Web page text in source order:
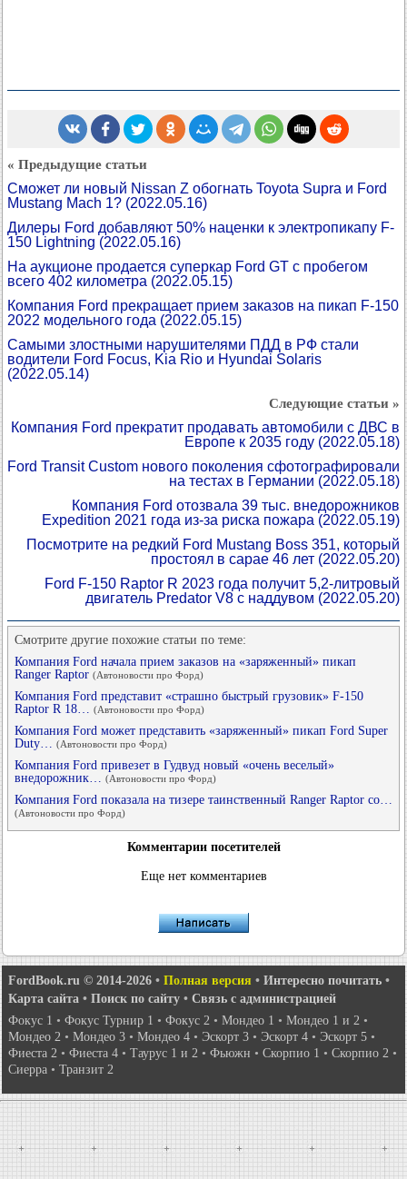
« Предыдущие статьи
Сможет ли новый Nissan Z обогнать Toyota Supra и Ford
Mustang Mach 1? (2022.05.16)
Дилеры Ford добавляют 50% наценки к электропикапу F-
150 Lightning (2022.05.16)
На аукционе продается суперкар Ford GT с пробегом
всего 402 километра (2022.05.15)
Компания Ford прекращает прием заказов на пикап F-150
2022 модельного года (2022.05.15)
Самыми злостными нарушителями ПДД в РФ стали
водители Ford Focus, Kia Rio и Hyundai Solaris
(2022.05.14)
Следующие статьи »
Компания Ford прекратит продавать автомобили с ДВС в
Европе к 2035 году (2022.05.18)
Ford Transit Custom нового поколения сфотографировали
на тестах в Германии (2022.05.18)
Компания Ford отозвала 39 тыс. внедорожников
Expedition 2021 года из-за риска пожара (2022.05.19)
Посмотрите на редкий Ford Mustang Boss 351, который
простоял в сарае 46 лет (2022.05.20)
Ford F-150 Raptor R 2023 года получит 5,2-литровый
двигатель Predator V8 с наддувом (2022.05.20)
Смотрите другие похожие статьи по теме:
Компания Ford начала прием заказов на «заряженный» пикап
Ranger Raptor (Автоновости про Форд)
Компания Ford представит «страшно быстрый грузовик» F-150
Raptor R 18…
(Автоновости про Форд)
Компания Ford может представить «заряженный» пикап Ford Super
Duty…
(Автоновости про Форд)
Компания Ford привезет в Гудвуд новый «очень веселый»
внедорожник…
(Автоновости про Форд)
Компания Ford показала на тизере таинственный Ranger Raptor со…
(Автоновости про Форд)
Комментарии посетителей
Еще нет комментариев
FordBook.ru © 2014-2026 • Полная версия • Интересно почитать •
Карта сайта • Поиск по сайту • Связь с администрацией
Фокус 1 • Фокус Турнир 1 • Фокус 2 • Мондео 1 • Мондео 1 и 2 •
Мондео 2 • Мондео 3 • Мондео 4 • Эскорт 3 • Эскорт 4 • Эскорт 5 •
Фиеста 2 • Фиеста 4 • Таурус 1 и 2 • Фьюжн • Скорпио 1 • Скорпио 2 •
Сиерра • Транзит 2